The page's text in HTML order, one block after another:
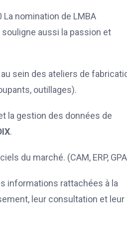
nomination de LMBA
aussi la passion et
sein des ateliers de
outillages).
la gestion des données de
.
du marché. (CAM, ERP,
informations rattachées à la
leur consultation et leur